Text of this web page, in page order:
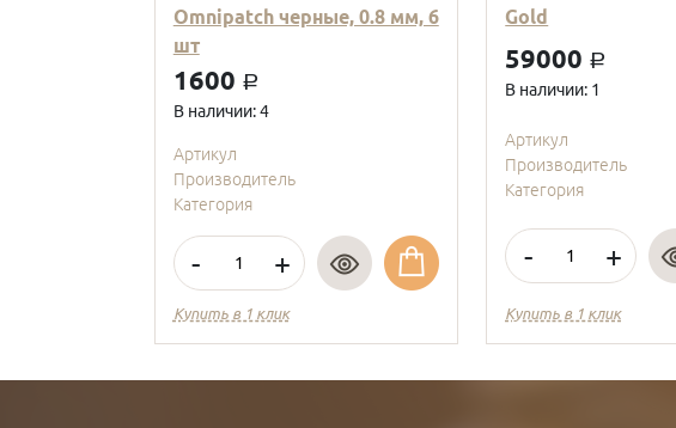
Omnipatch черные, 0.8 мм, 6
шт
1600 a
В наличии: 4
Артикул
Производитель
Категория
- +
Купить в 1 клик
Gold
59000 a
В наличии: 1
Артикул
Производитель
Категория
- +
Купить в 1 клик